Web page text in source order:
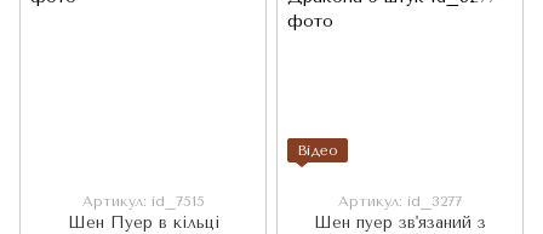
Артикул: id_7515
Шен Пуер в кільці
Відео
Артикул: id_3277
Шен пуер зв'язаний з